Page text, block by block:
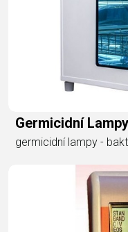
Germicidní Lampy
germicidní lampy -